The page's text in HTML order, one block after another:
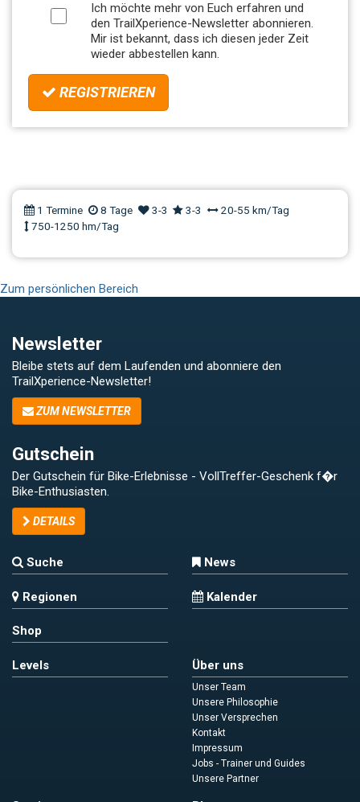
Ich möchte mehr von Euch erfahren und
den TrailXperience-Newsletter abonnieren.
Mir ist bekannt, dass ich diesen jeder Zeit
wieder abbestellen kann.
REGISTRIEREN
1 Termine 8 Tage 3-3 3-3
20-55 km/Tag
750-1250 hm/Tag
Zum persönlichen Bereich
Newsletter
Bleibe stets auf dem Laufenden und abonniere den
TrailXperience-Newsletter!
ZUM NEWSLETTER
Gutschein
Der Gutschein für Bike-Erlebnisse - VollTreffer-Geschenk f�r
Bike-Enthusiasten.
DETAILS
Suche News
Regionen Kalender
Shop
Levels Über uns
Unser Team
Unsere Philosophie
Unser Versprechen
Kontakt
Impressum
Jobs - Trainer und Guides
Unsere Partner